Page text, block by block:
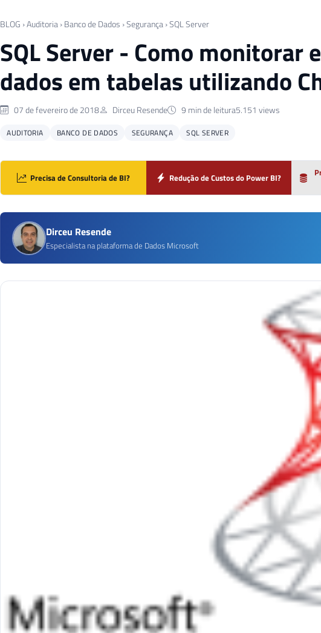
BLOG ›Auditoria › Banco de Dados ›Segurança ›SQL Server
SQL Server - Como monitorar
dados em tabelas utilizando
07 de fevereiro de 2018 Dirceu Resende 9 min de leitura5.151 views
AUDITORIA BANCO DE DADOS SEGURANÇA SQL SERVER
Precisa de Consultoria de BI? Redução de Custos do Power BI?
Dirceu Resende
Especialista na plataforma de Dados Microsoft